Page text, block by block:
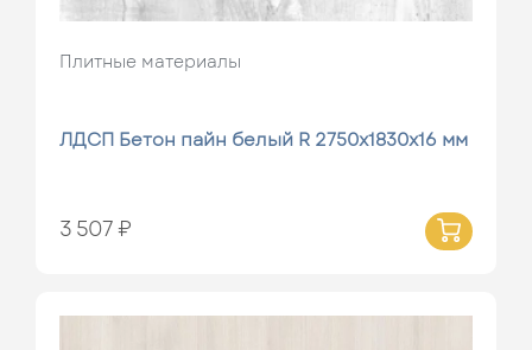
Плитные материалы
ЛДСП Бетон пайн белый R 2750х1830х16 мм
3 507 ₽